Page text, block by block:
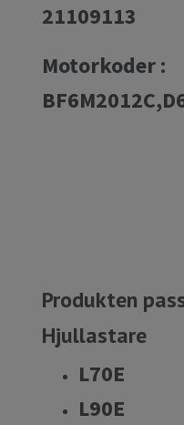
21109113
Motorkoder :
Produkten
Hjullastare
L70E
L90E